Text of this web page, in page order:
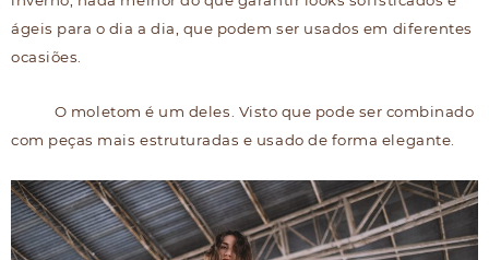
ágeis para o dia a dia, que podem ser usados em diferentes
ocasiões.
O moletom é um deles. Visto que pode ser combinado
com peças mais estruturadas e usado de forma elegante.